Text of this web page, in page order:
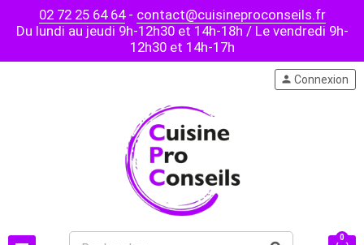
02 72 25 64 64- contact@cuisineproconseils.fr
Du lundi au jeudi 9h-12h30 et 14h-18h / Le vendredi 9h-
12h30 et 14h-17h
person Connexion
0